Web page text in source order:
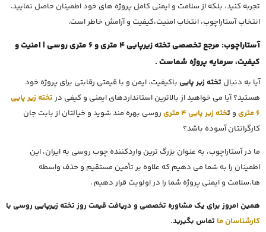
تجربه کنید، بلکه از سلامت و ایمنی کامل پروژه های خود اطمینان حاصل نمایید.
انتخاب آستاراچوب، انتخاب امنیت،کیفیت و آرامش خاطر است.
آستاراچوب: مرجع تخصصی تخته زیرپایی 4 متری و 6 متری روسی | امنیت و
کیفیت، سرمایه پروژه شماست .
آیا به دنبال تخته زیر پاییباکیفیت، ایمن و با قیمتی رقابتی برای پروژه خود
هستید؟ آیا می خواهید از بالاترین استانداردهای ایمنی و کیفی در تخته زیر پایی
6 متری
و تخته زیر پایی 4 متری
روسی بهره مند شوید و خیالتان از بابت جان
کارگرانتان آسوده باشد؟
ما در آستاراچوب، به عنوان بزرگ ترین واردکننده چوب روسی به ایران، این
اطمینان را به شما می دهیم که علاوه بر تأمین مستقیم و حذف واسطه
ها،سلامت و ایمنی پروژه شما را در اولویت قرار دهیم .
همین امروز برای یک مشاوره تخصصی و دریافت قیمت روز تخته زیرپایی روسی با
کارشناسان ما تماس بگیرید.